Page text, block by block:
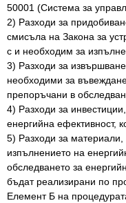
50001 (Система за
2) Разходи за
смисъла на Закона за
с и необходим за
3) Разходи за
необходими за
препоръчани в
4) Разходи за
енергийна ефективност,
5) Разходи за материали,
изпълнението на
обследването за
бъдат реализирани по
Елемент Б на